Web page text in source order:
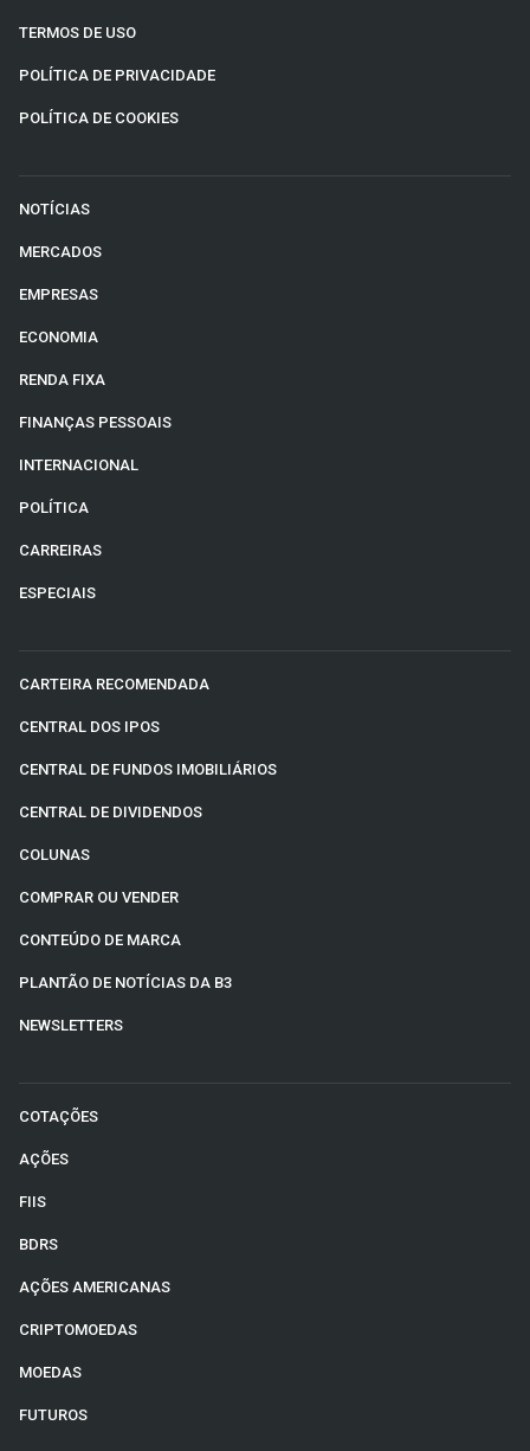
TERMOS DE USO
POLÍTICA DE PRIVACIDADE
POLÍTICA DE COOKIES
NOTÍCIAS
MERCADOS
EMPRESAS
ECONOMIA
RENDA FIXA
FINANÇAS PESSOAIS
INTERNACIONAL
POLÍTICA
CARREIRAS
ESPECIAIS
CARTEIRA RECOMENDADA
CENTRAL DOS IPOS
CENTRAL DE FUNDOS IMOBILIÁRIOS
CENTRAL DE DIVIDENDOS
COLUNAS
COMPRAR OU VENDER
CONTEÚDO DE MARCA
PLANTÃO DE NOTÍCIAS DA B3
NEWSLETTERS
COTAÇÕES
AÇÕES
FIIS
BDRS
AÇÕES AMERICANAS
CRIPTOMOEDAS
MOEDAS
FUTUROS